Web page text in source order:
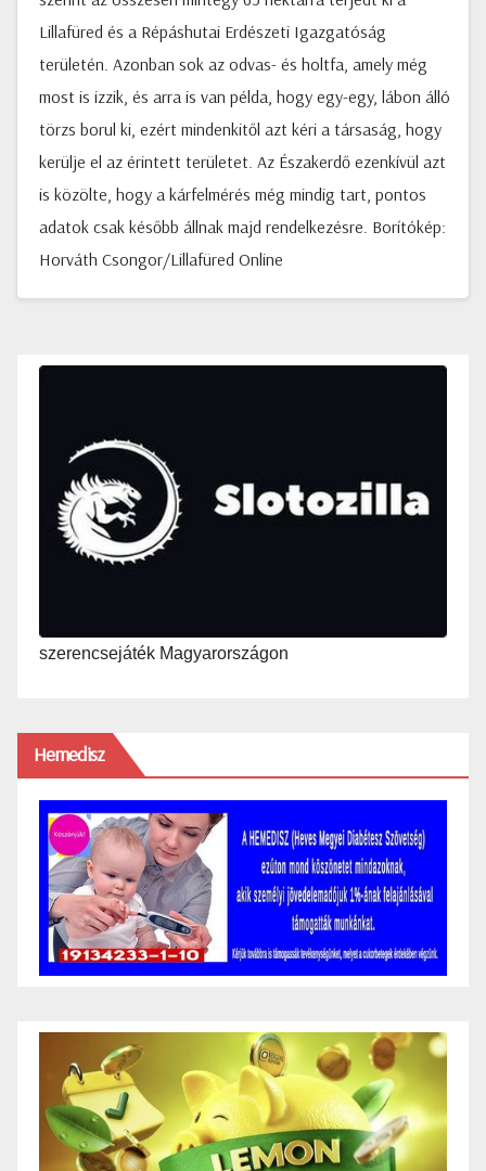
Lillafüred és a Répáshutai Erdészeti Igazgatóság
területén. Azonban sok az odvas- és holtfa, amely még
most is izzik, és arra is van példa, hogy egy-egy, lábon álló
törzs borul ki, ezért mindenkitől azt kéri a társaság, hogy
kerülje el az érintett területet. Az Északerdő ezenkívül azt
is közölte, hogy a kárfelmérés még mindig tart, pontos
adatok csak később állnak majd rendelkezésre. Borítókép:
Horváth Csongor/Lillafüred Online
szerencsejáték Magyarországon
Hemedisz